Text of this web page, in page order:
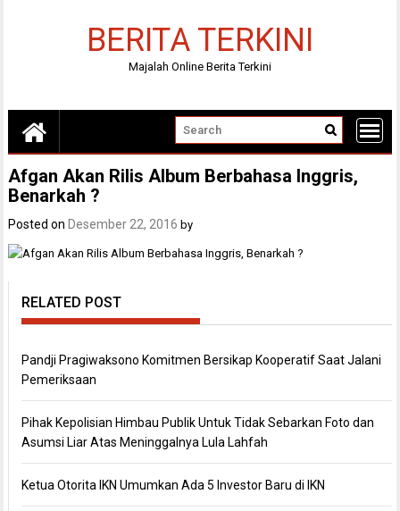
BERITA TERKINI
Majalah Online Berita Terkini
Afgan Akan Rilis Album Berbahasa Inggris,
Benarkah ?
Posted on Desember 22, 2016 by
RELATED POST
Pandji Pragiwaksono Komitmen Bersikap Kooperatif Saat Jalani
Pemeriksaan
Pihak Kepolisian Himbau Publik Untuk Tidak Sebarkan Foto dan
Asumsi Liar Atas Meninggalnya Lula Lahfah
Ketua Otorita IKN Umumkan Ada 5 Investor Baru di IKN